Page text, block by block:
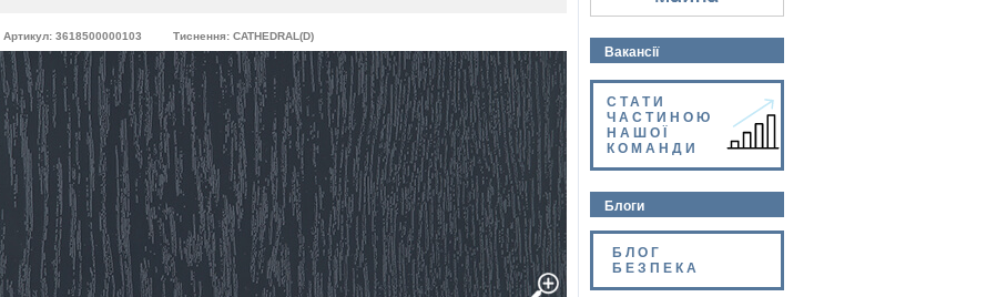
Артикул: 3618500000103 Тиснення: CATHEDRAL(D)
Вакансії
СТАТИ
ЧАСТИНОЮ
НАШОЇ
КОМАНДИ
Блоги
БЛОГ
БЕЗПЕКА